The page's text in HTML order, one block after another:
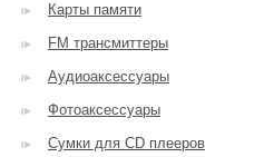
Карты памяти
FM трансмиттеры
Аудиоаксессуары
Фотоаксессуары
Сумки для CD плееров